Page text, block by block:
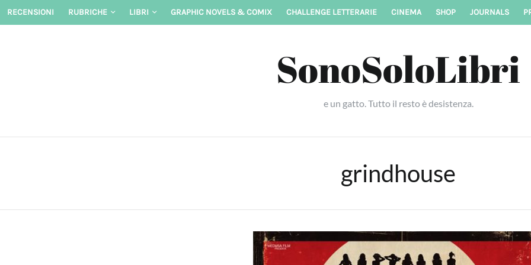
Skip
RECENSIONI RUBRICHE LIBRI GRAPHIC NOVELS & COMIX CHALLENGE LETTERARIE CINEMA SHOP JOURNALS
SonoSoloLibri
e un gatto. Tutto il resto è desistenza.
grindhouse